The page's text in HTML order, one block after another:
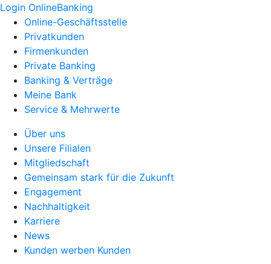
Login OnlineBanking
Online-Geschäftsstelle
Privatkunden
Firmenkunden
Private Banking
Banking & Verträge
Meine Bank
Service & Mehrwerte
Über uns
Unsere Filialen
Mitgliedschaft
Gemeinsam stark für die Zukunft
Engagement
Nachhaltigkeit
Karriere
News
Kunden werben Kunden